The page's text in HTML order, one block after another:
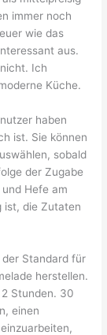
immer noch
wie das
aus.
Ich
Küche.
haben
ist. Sie können
sobald
der Zugabe
Hefe am
ist, die Zutaten
der Standard für
herstellen.
Stunden. 30
einen